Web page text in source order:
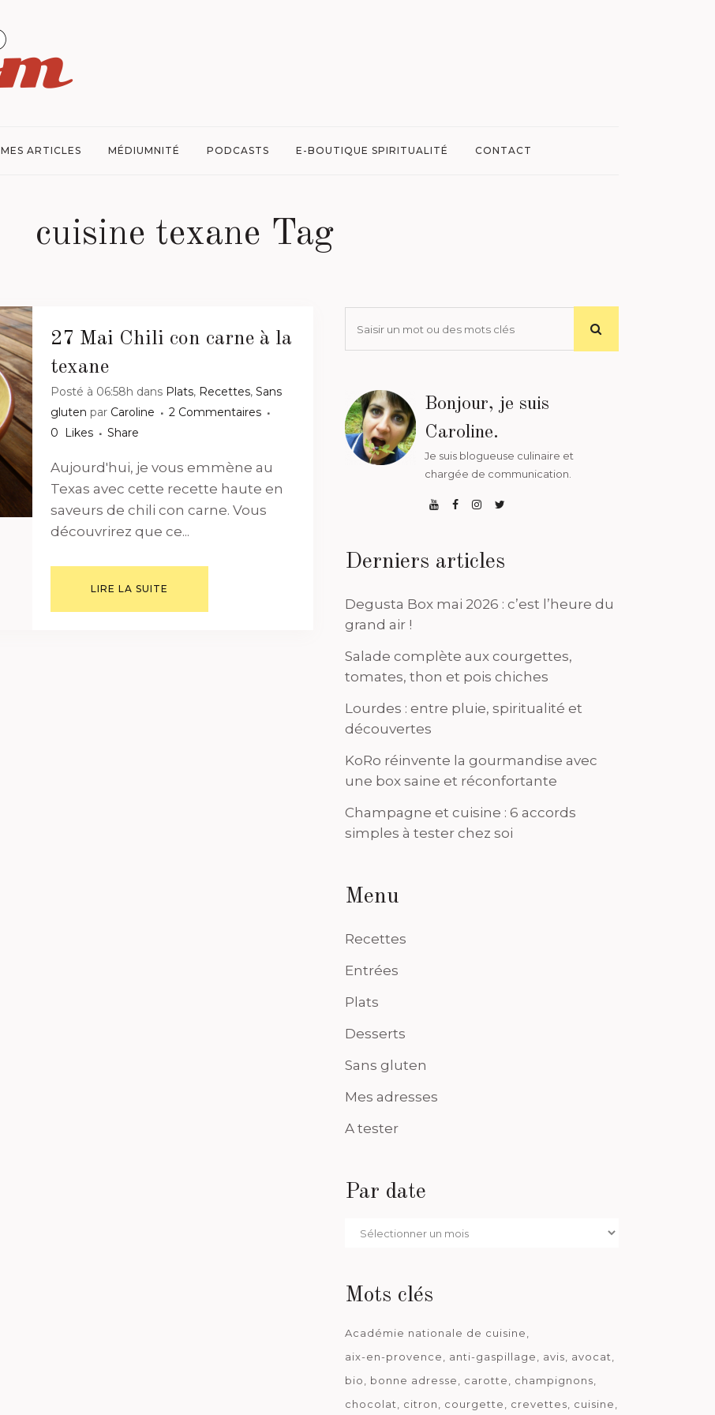
MES ARTICLES MÉDIUMNITÉ PODCASTS E-BOUTIQUE SPIRITUALITÉ CONTACT
cuisine texane Tag
27 Mai Chili con carne à la
texane
Posté à 06:58h dans Plats, Recettes, Sans
gluten par Caroline
2 Commentaires
0
Likes Share
Aujourd'hui, je vous emmène au
Texas avec cette recette haute en
saveurs de chili con carne. Vous
découvrirez que ce...
LIRE LA SUITE
Bonjour, je suis
Caroline.
Je suis blogueuse culinaire et
chargée de communication.
Derniers articles
Degusta Box mai 2026 : c’est l’heure du
grand air !
Salade complète aux courgettes,
tomates, thon et pois chiches
Lourdes : entre pluie, spiritualité et
découvertes
KoRo réinvente la gourmandise avec
une box saine et réconfortante
Champagne et cuisine : 6 accords
simples à tester chez soi
Menu
Recettes
Entrées
Plats
Desserts
Sans gluten
Mes adresses
A tester
Par date
Par
Mots clés
Académie nationale de cuisine
aix-en-provence
anti-gaspillage avis
avocat
bio
bonne adresse carotte
champignons
chocolat
citron courgette crevettes
cuisine